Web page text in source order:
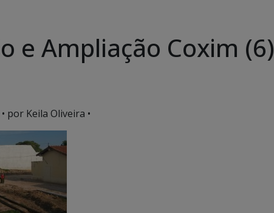
e Ampliação Coxim (6)
• por Keila Oliveira •